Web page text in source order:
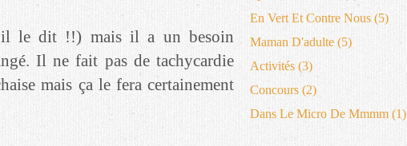
le dit !!) mais il a un besoin
Il ne fait pas de tachycardie
mais ça le fera certainement
En Vert Et Contre Nous (5)
Maman D'adulte (5)
Activités (3)
Concours (2)
Dans Le Micro De Mmmm (1)